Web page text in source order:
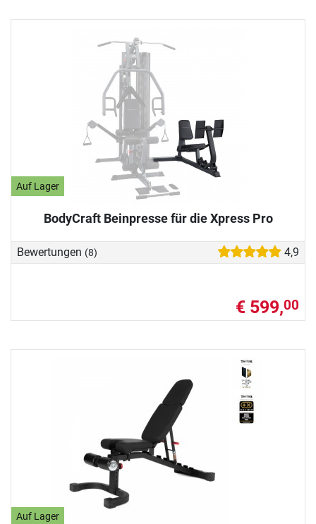
Auf Lager
BodyCraft Beinpresse für die Xpress Pro
Bewertungen (8) 4,9
€ 599,00
Auf Lager